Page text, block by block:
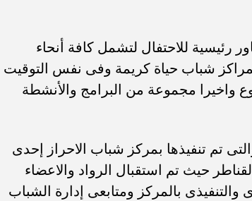
رئيسية للاحتفال لتشمل كافة أنحاء
بمراكز شباب حياة كريمة وفى نفس التوقيت
واخيرا مجموعة من البرامج والأنشطة
تم تنفيذها بمركز شباب الاحراز إحدى
حيث تم استقبال الرواد والاعضاء
والتنفيذى بالمركز ومتابعى إدارة الشباب